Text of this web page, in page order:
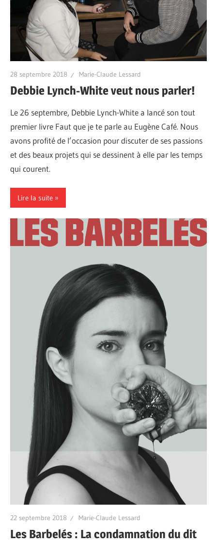
28 septembre 2018 Marie-Claude Lessard
Debbie Lynch-White veut nous parler!
Le 26 septembre, Debbie Lynch-White a lancé son tout
premier livre Faut que je te parle au Eugène Café. Nous
avons profité de l’occasion pour discuter de ses passions
et des beaux projets qui se dessinent à elle par les temps
qui courent.
Lire la suite
22 septembre 2018 Marie-Claude Lessard
Les Barbelés : La condamnation du dit